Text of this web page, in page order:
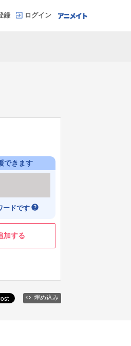
録 ログイン
できます
ードです help
加する
埋め込み